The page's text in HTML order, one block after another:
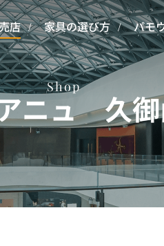
店 家具の選び方 パモ
Shop
ニュ 久